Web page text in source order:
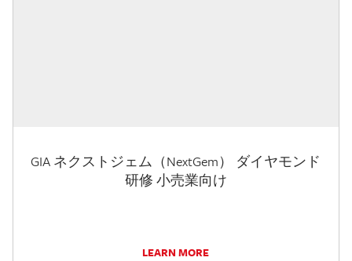
GIA ネクストジェム（NextGem） ダイヤモンド
研修 小売業向け
LEARN MORE